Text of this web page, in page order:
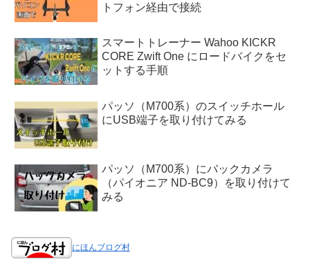
トフォン経由で接続
スマートトレーナー Wahoo KICKR
CORE Zwift One にロードバイクをセ
ットする手順
パッソ（M700系）のスイッチホール
にUSB端子を取り付けてみる
パッソ（M700系）にバックカメラ
（パイオニア ND-BC9）を取り付けて
みる
にほんブログ村